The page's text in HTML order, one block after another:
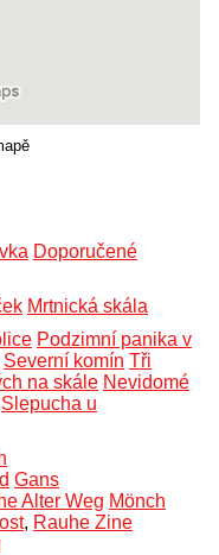
Doporučené
Mrtnická skála
Podzimní panika v
Severní komín Tři
na skále Nevidomé
Slepucha u
Gans
Alter Weg Mönch
, Rauhe Zine